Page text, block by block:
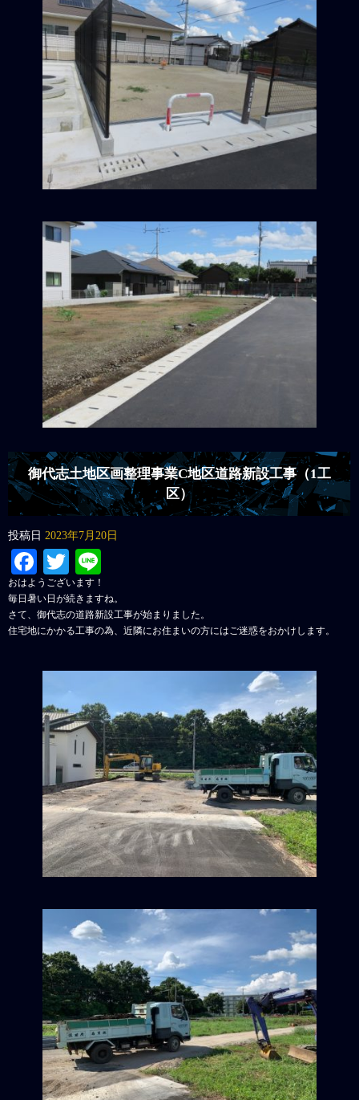
御代志土地区画整理事業C地区道路新設工事（1工
区）
投稿日 2023年7月20日
Facebook
Twitter
おはようございます！
毎日暑い日が続きますね。
さて、御代志の道路新設工事が始まりました。
住宅地にかかる工事の為、近隣にお住まいの方にはご迷惑をおかけします。